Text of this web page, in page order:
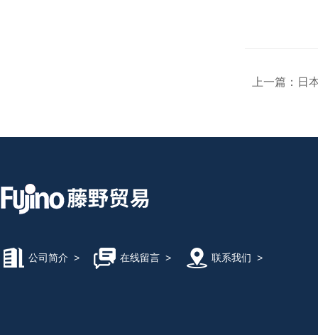
上一篇： 日
公司简介 > 在线留言> 联系我们 >